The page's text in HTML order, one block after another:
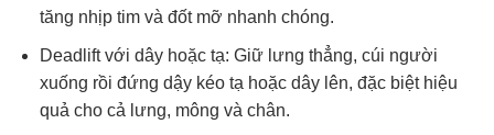
tăng nhịp tim và đốt mỡ nhanh chóng.
Deadlift với dây hoặc tạ: Giữ lưng thẳng, cúi người
xuống rồi đứng dậy kéo tạ hoặc dây lên, đặc biệt hiệu
quả cho cả lưng, mông và chân.